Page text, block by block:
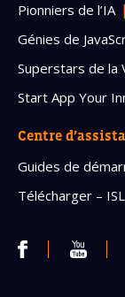
Pionniers de l’IA
Génies de
Superstars de la
Start App Your
Centre
Guides de
Télécharger –